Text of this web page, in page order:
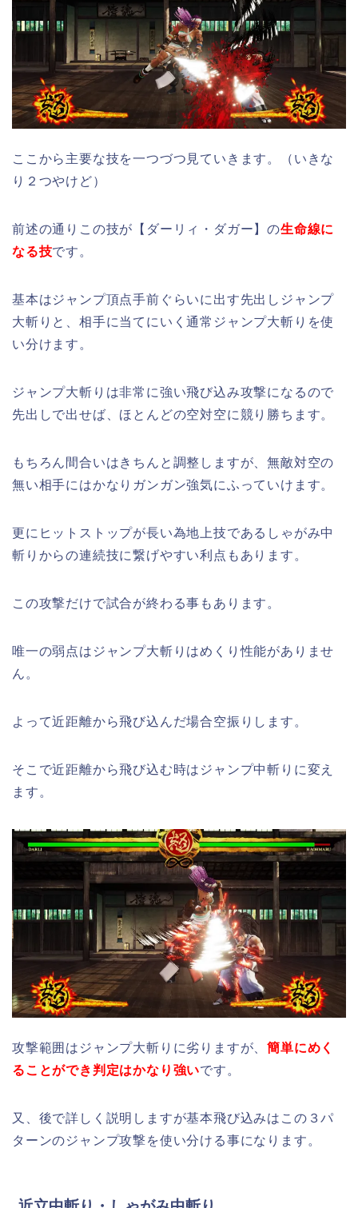
ここから主要な技を一つづつ見ていきます。（いきな
り２つやけど）
前述の通りこの技が【ダーリィ・ダガー】の生命線に
なる技です。
基本はジャンプ頂点手前ぐらいに出す先出しジャンプ
大斬りと、相手に当てにいく通常ジャンプ大斬りを使
い分けます。
ジャンプ大斬りは非常に強い飛び込み攻撃になるので
先出しで出せば、ほとんどの空対空に競り勝ちます。
もちろん間合いはきちんと調整しますが、無敵対空の
無い相手にはかなりガンガン強気にふっていけます。
更にヒットストップが長い為地上技であるしゃがみ中
斬りからの連続技に繋げやすい利点もあります。
この攻撃だけで試合が終わる事もあります。
唯一の弱点はジャンプ大斬りはめくり性能がありませ
ん。
よって近距離から飛び込んだ場合空振りします。
そこで近距離から飛び込む時はジャンプ中斬りに変え
ます。
攻撃範囲はジャンプ大斬りに劣りますが、簡単にめく
ることができ判定はかなり強いです。
又、後で詳しく説明しますが基本飛び込みはこの３パ
ターンのジャンプ攻撃を使い分ける事になります。